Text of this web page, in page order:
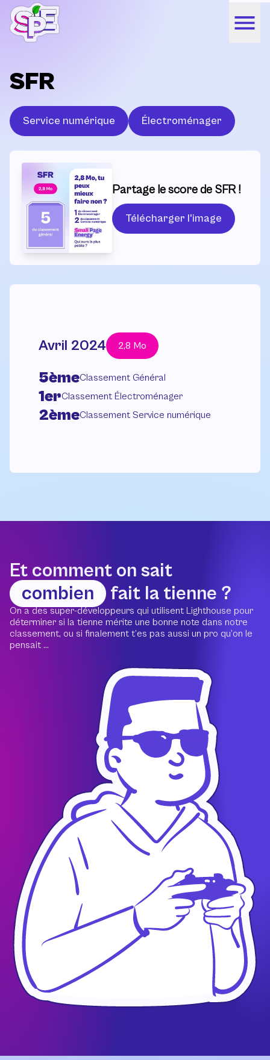
SFR
Service numérique Électroménager
Partage le score de SFR !
Télécharger l'image
Avril 2024 2,8 Mo
5èmeClassement Général
1erClassement Électroménager
2èmeClassement Service numérique
Et comment on sait
combien
fait la tienne ?
On a des super-développeurs qui utilisent Lighthouse pour
déterminer si la tienne mérite une bonne note dans notre
classement, ou si finalement t’es pas aussi un pro qu’on le
pensait ...